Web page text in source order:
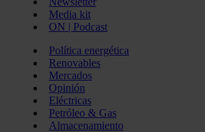
Media kit
ON | Podcast
Política energética
Renovables
Mercados
Opinión
Eléctricas
Petróleo & Gas
Almacenamiento